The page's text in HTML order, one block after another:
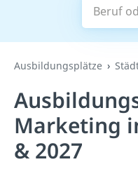
Ausbildungsplätze
Marketing
& 2027